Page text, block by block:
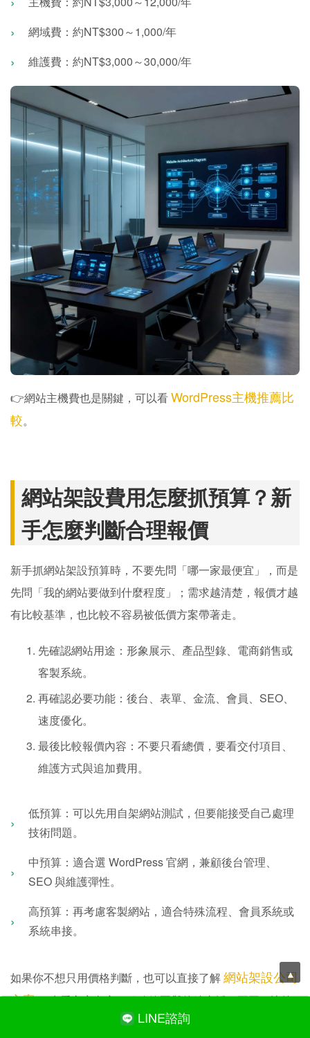
網域費：約NT$300～1,000/年
維護費：約NT$3,000～30,000/年
👉網站主機費也是關鍵，可以看WordPress主機推薦比
較。
網站架設費用怎麼抓預算？新
手怎麼判斷合理報價
新手抓網站架設預算時，不要先問「哪一家最便宜」，而是
先問「我的網站要做到什麼程度」；需求越清楚，報價才越
有比較基準，也比較不容易被低價方案帶著走。
先確認網站用途：形象展示、產品型錄、電商銷售或
客製系統。
再確認必要功能：後台、表單、金流、會員、SEO、
速度優化。
最後比較報價內容：不要只看總價，要看交付項目、
維護方式與追加費用。
低預算：可以先用自架網站測試，但要能接受自己處理
技術問題。
中預算：適合選 WordPress 官網，兼顧後台管理、
SEO 與維護彈性。
高預算：再考慮客製網站，適合特殊流程、會員系統或
系統串接。
LINE諮詢